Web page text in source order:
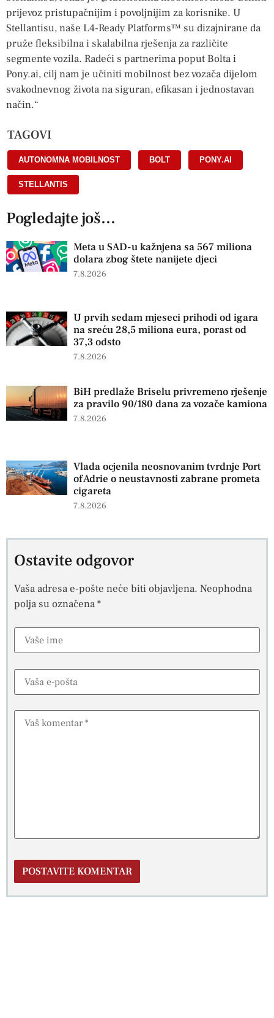
prijevoz pristupačnijim i povoljnijim za korisnike. U
Stellantisu, naše L4-Ready Platforms™ su dizajnirane da
pruže fleksibilna i skalabilna rješenja za različite
segmente vozila. Radeći s partnerima poput Bolta i
Pony.ai, cilj nam je učiniti mobilnost bez vozača dijelom
svakodnevnog života na siguran, efikasan i jednostavan
način.“
TAGOVI
AUTONOMNA MOBILNOST BOLT PONY.AI
STELLANTIS
Pogledajte još...
Meta u SAD-u kažnjena sa 567 miliona
dolara zbog štete nanijete djeci
7.8.2026
U prvih sedam mjeseci prihodi od igara
na sreću 28,5 miliona eura, porast od
37,3 odsto
7.8.2026
BiH predlaže Briselu privremeno rješenje
za pravilo 90/180 dana za vozače kamiona
7.8.2026
Vlada ocjenila neosnovanim tvrdnje Port
of Adrie o neustavnosti zabrane prometa
cigareta
7.8.2026
Ostavite odgovor
Vaša adresa e-pošte neće biti objavljena. Neophodna
polja su označena*